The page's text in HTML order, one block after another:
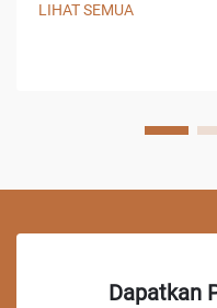
LIHAT SEMUA
Dapatkan